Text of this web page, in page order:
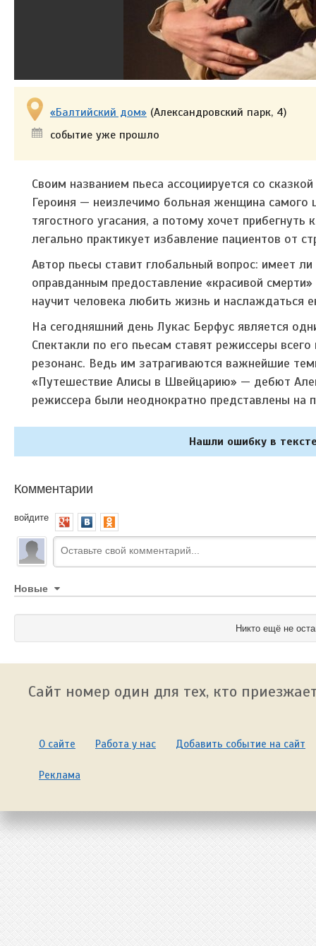
«Балтийский дом» (Александровский парк, 4)
событие уже прошло
Своим названием пьеса ассоциируется со
Героиня — неизлечимо больная женщина самого
тягостного угасания, а потому хочет
легально практикует избавление пациентов от
Автор пьесы ставит глобальный вопрос: имеет
оправданным предоставление «красивой
научит человека любить жизнь и наслаждаться
На сегодняшний день Лукас Берфус является
Спектакли по его пьесам ставят режиссеры
резонанс. Ведь им затрагиваются важнейшие
«Путешествие Алисы в Швейцарию» — дебют
режиссера были неоднократно представлены на
Нашли ошибку в
Комментарии
войдите
Новые
Никто ещё не
Сайт номер один для тех, кто
О сайте Работа у нас Добавить событие на сайт
Реклама